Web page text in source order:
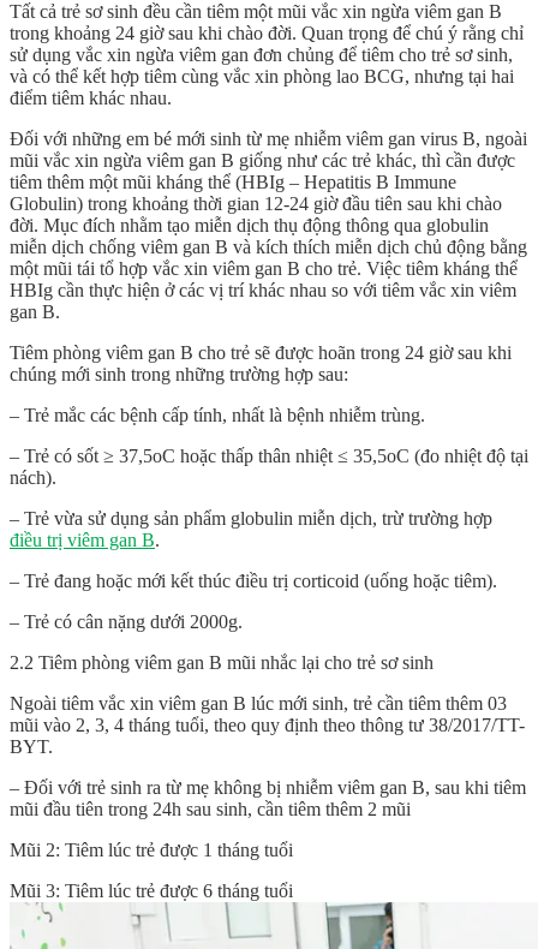
Tất cả trẻ sơ sinh đều cần tiêm một mũi vắc xin ngừa viêm gan B
trong khoảng 24 giờ sau khi chào đời. Quan trọng để chú ý rằng chỉ
sử dụng vắc xin ngừa viêm gan đơn chủng để tiêm cho trẻ sơ sinh,
và có thể kết hợp tiêm cùng vắc xin phòng lao BCG, nhưng tại hai
điểm tiêm khác nhau.
Đối với những em bé mới sinh từ mẹ nhiễm viêm gan virus B, ngoài
mũi vắc xin ngừa viêm gan B giống như các trẻ khác, thì cần được
tiêm thêm một mũi kháng thể (HBIg – Hepatitis B Immune
Globulin) trong khoảng thời gian 12-24 giờ đầu tiên sau khi chào
đời. Mục đích nhằm tạo miễn dịch thụ động thông qua globulin
miễn dịch chống viêm gan B và kích thích miễn dịch chủ động bằng
một mũi tái tổ hợp vắc xin viêm gan B cho trẻ. Việc tiêm kháng thể
HBIg cần thực hiện ở các vị trí khác nhau so với tiêm vắc xin viêm
gan B.
Tiêm phòng viêm gan B cho trẻ sẽ được hoãn trong 24 giờ sau khi
chúng mới sinh trong những trường hợp sau:
– Trẻ mắc các bệnh cấp tính, nhất là bệnh nhiễm trùng.
– Trẻ có sốt ≥ 37,5oC hoặc thấp thân nhiệt ≤ 35,5oC (đo nhiệt độ tại
nách).
– Trẻ vừa sử dụng sản phẩm globulin miễn dịch, trừ trường hợp
điều trị viêm gan B.
– Trẻ đang hoặc mới kết thúc điều trị corticoid (uống hoặc tiêm).
– Trẻ có cân nặng dưới 2000g.
2.2 Tiêm phòng viêm gan B mũi nhắc lại cho trẻ sơ sinh
Ngoài tiêm vắc xin viêm gan B lúc mới sinh, trẻ cần tiêm thêm 03
mũi vào 2, 3, 4 tháng tuổi, theo quy định theo thông tư 38/2017/TT-
BYT.
– Đối với trẻ sinh ra từ mẹ không bị nhiễm viêm gan B, sau khi tiêm
mũi đầu tiên trong 24h sau sinh, cần tiêm thêm 2 mũi
Mũi 2: Tiêm lúc trẻ được 1 tháng tuổi
Mũi 3: Tiêm lúc trẻ được 6 tháng tuổi